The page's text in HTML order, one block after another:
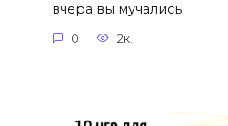
вчера вы мучались
0 2к.